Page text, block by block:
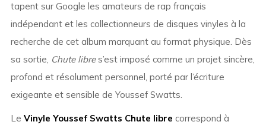
tapent sur Google les amateurs de rap français
indépendant et les collectionneurs de disques vinyles à la
recherche de cet album marquant au format physique. Dès
sa sortie, Chute libres’est imposé comme un projet sincère,
profond et résolument personnel, porté par l’écriture
exigeante et sensible de Youssef Swatts.
Le Vinyle Youssef Swatts Chute libre correspond à